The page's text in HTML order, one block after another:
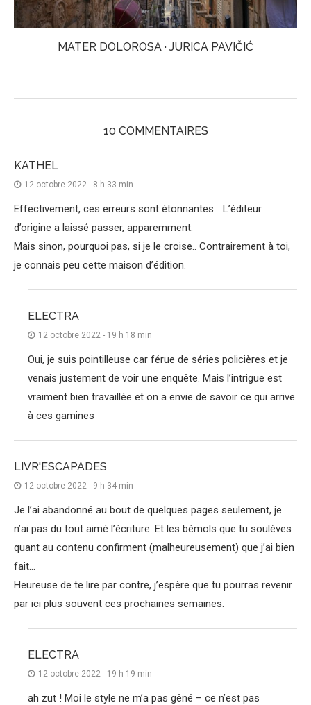
MATER DOLOROSA · JURICA PAVIČIĆ
10 COMMENTAIRES
KATHEL
12 octobre 2022 - 8 h 33 min
Effectivement, ces erreurs sont étonnantes… L’éditeur
d’origine a laissé passer, apparemment.
Mais sinon, pourquoi pas, si je le croise.. Contrairement à toi,
je connais peu cette maison d’édition.
ELECTRA
12 octobre 2022 - 19 h 18 min
Oui, je suis pointilleuse car férue de séries policières et je
venais justement de voir une enquête. Mais l’intrigue est
vraiment bien travaillée et on a envie de savoir ce qui arrive
à ces gamines
LIVR'ESCAPADES
12 octobre 2022 - 9 h 34 min
Je l’ai abandonné au bout de quelques pages seulement, je
n’ai pas du tout aimé l’écriture. Et les bémols que tu soulèves
quant au contenu confirment (malheureusement) que j’ai bien
fait…
Heureuse de te lire par contre, j’espère que tu pourras revenir
par ici plus souvent ces prochaines semaines.
ELECTRA
12 octobre 2022 - 19 h 19 min
ah zut ! Moi le style ne m’a pas gêné – ce n’est pas